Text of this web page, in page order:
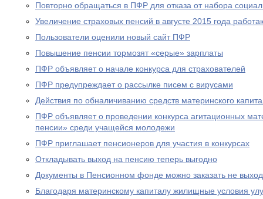
Повторно обращаться в ПФР для отказа от набора
Увеличение страховых пенсий в августе 2015 года
Пользователи оценили новый сайт ПФР
Повышение пенсии тормозят «серые» зарплаты
ПФР объявляет о начале конкурса для страхователей
ПФР предупреждает о рассылке писем с вирусами
Действия по обналичиванию средств материнского
ПФР объявляет о проведении конкурса агитационных
пенсии» среди учащейся молодежи
ПФР приглашает пенсионеров для участия в конкурсах
Откладывать выход на пенсию теперь выгодно
Документы в Пенсионном фонде можно заказать не
Благодаря материнскому капиталу жилищные условия